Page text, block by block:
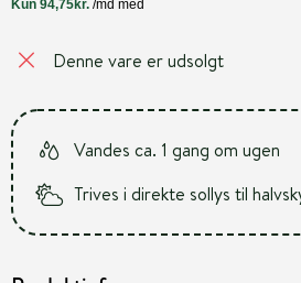
Denne vare er udsolgt
Vandes ca. 1 gang om ugen
Trives i direkte sollys til